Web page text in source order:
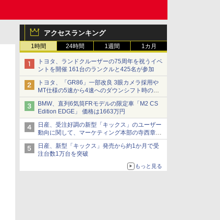
アクセスランキング
1時間 24時間 1週間 1カ月
トヨタ、ランドクルーザーの75周年を祝うイベ
ントを開催 161台のランクルと425名が参加
トヨタ、「GR86」一部改良 3眼カメラ採用や
MT仕様の5速から4速へのダウンシフト時の操
作性向上など
BMW、直列6気筒FRモデルの限定車「M2 CS
Edition EDGE」 価格は1663万円
日産、受注好調の新型「キックス」のユーザー
動向に関して、マーケティング本部の寺西章氏
が解説
日産、新型「キックス」発売から約1か月で受
注台数1万台を突破
もっと見る